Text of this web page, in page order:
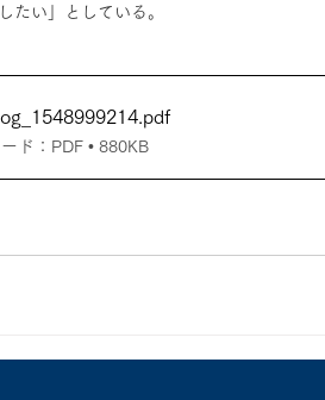
たい」としている。
.pdf
ド：PDF • 880KB